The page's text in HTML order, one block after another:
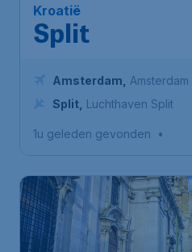
Kroatië
Split
Amsterdam
Amsterdam
Schiphol
Split Luchthaven Split
1u geleden gevonden •